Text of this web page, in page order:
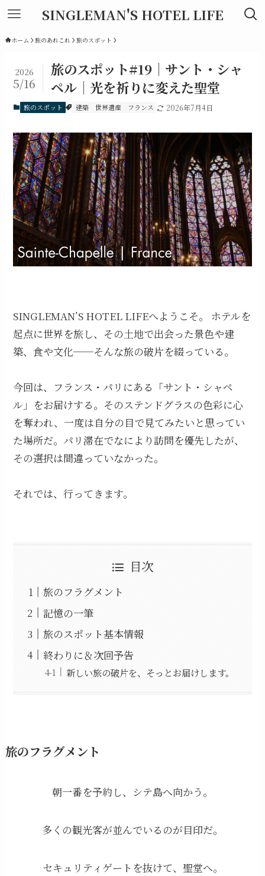
SINGLEMAN'S HOTEL LIFE
ホーム 旅のあれこれ 旅のスポット
旅のスポット#19｜サント・シャ
ペル｜光を祈りに変えた聖堂
2026
5/16
旅のスポット 建築 世界遺産 フランス 2026年7月4日
SINGLEMAN’S HOTEL LIFEへようこそ。 ホテルを
起点に世界を旅し、その土地で出会った景色や建
築、食や文化──そんな旅の破片を綴っている。
今回は、フランス・パリにある「サント・シャペ
ル」をお届けする。そのステンドグラスの色彩に心
を奪われ、一度は自分の目で見てみたいと思ってい
た場所だ。パリ滞在でなにより訪問を優先したが、
その選択は間違っていなかった。
それでは、行ってきます。
目次
旅のフラグメント
記憶の一筆
旅のスポット基本情報
終わりに＆次回予告
新しい旅の破片を、そっとお届けします。
旅のフラグメント
朝一番を予約し、シテ島へ向かう。
多くの観光客が並んでいるのが目印だ。
セキュリティゲートを抜けて、聖堂へ。